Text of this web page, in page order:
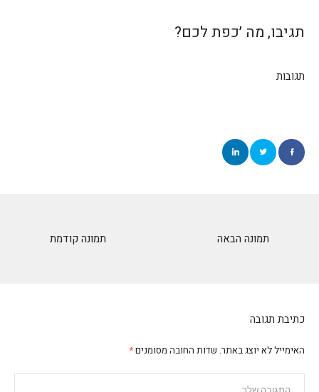
תגיבו, מה ׳כפת לכם?
תגובות
תמונה קודמת תמונה הבאה
כתיבת תגובה
האימייל לא יוצג באתר. שדות החובה מסומנים*